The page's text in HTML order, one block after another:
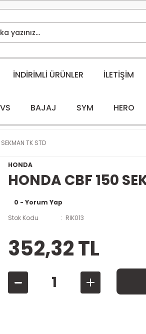
İNDİRİMLİ ÜRÜNLER İLETİŞİM
BAJAJ SYM HERO
TK STD
HONDA
HONDA CBF 150
0 - Yorum Yap
Stok Kodu
RIK013
352,32 TL